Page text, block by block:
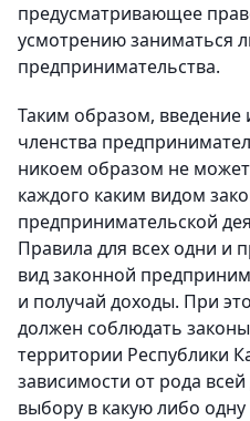
предусматривающее
усмотрению заниматься
предпринимательства.
Таким образом, введение
членства
никоем образом не
каждого каким видом
предпринимательской
Правила для всех одни и
вид законной
и получай доходы. При
должен соблюдать
территории Республики
зависимости от рода
выбору в какую либо